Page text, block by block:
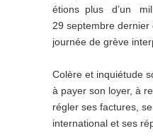
étions plus d’un
29 septembre dernier
journée de grève
Colère et inquiétude
à payer son loyer, à
régler ses factures,
international et ses